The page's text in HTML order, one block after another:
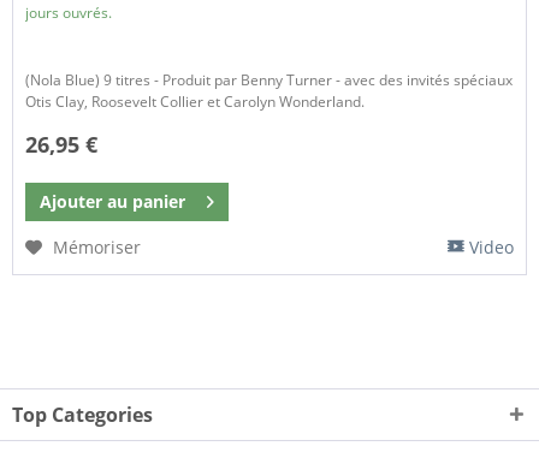
jours ouvrés.
(Nola Blue) 9 titres - Produit par Benny Turner - avec des invités spéciaux
Otis Clay, Roosevelt Collier et Carolyn Wonderland.
26,95 €
Ajouter au panier
Mémoriser
Video
Top Categories